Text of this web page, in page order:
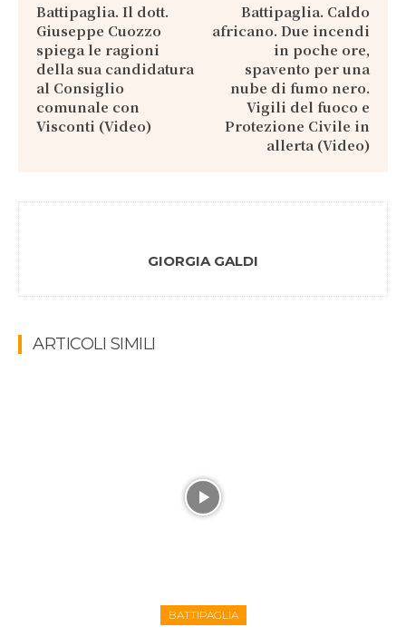
Battipaglia. Il dott.
Giuseppe Cuozzo
spiega le ragioni
della sua candidatura
al Consiglio
comunale con
Visconti (Video)
Battipaglia. Caldo
africano. Due incendi
in poche ore,
spavento per una
nube di fumo nero.
Vigili del fuoco e
Protezione Civile in
allerta (Video)
GIORGIA GALDI
ARTICOLI SIMILI
BATTIPAGLIA